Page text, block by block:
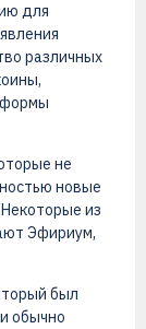
для
различных
не
новые
из
Эфириум,
был
обычно